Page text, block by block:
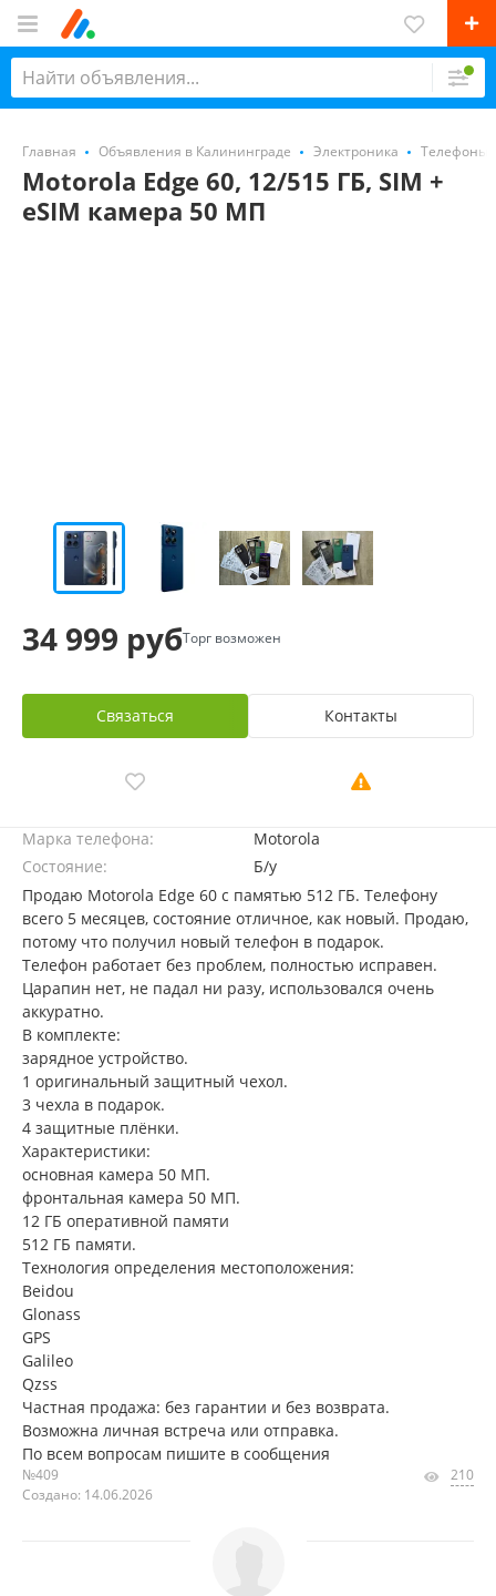
Главная Объявления в Калининграде Электроника Телефоны
Motorola Edge 60, 12/515 ГБ, SIM +
eSIM камера 50 МП
34 999 рубТорг возможен
Связаться Контакты
Марка телефона:
Motorola
Состояние:
Б/у
Продаю Motorola Edge 60 с памятью 512 ГБ. Телефону
всего 5 месяцев, состояние отличное, как новый. Продаю,
потому что получил новый телефон в подарок.
Телефон работает без проблем, полностью исправен.
Царапин нет, не падал ни разу, использовался очень
аккуратно.
В комплекте:
зарядное устройство.
1 оригинальный защитный чехол.
3 чехла в подарок.
4 защитные плёнки.
Характеристики:
основная камера 50 МП.
фронтальная камера 50 МП.
12 ГБ оперативной памяти
512 ГБ памяти.
Технология определения местоположения:
Beidou
Glonass
GPS
Galileo
Qzss
Частная продажа: без гарантии и без возврата.
Возможна личная встреча или отправка.
По всем вопросам пишите в сообщения
№409
Создано: 14.06.2026
210